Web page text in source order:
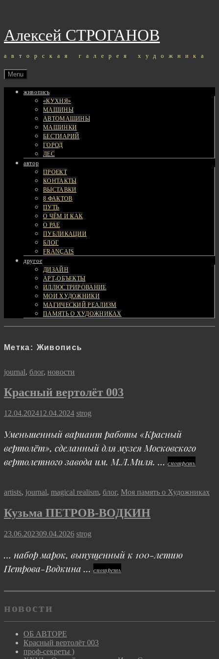
Алексей СТРОГАНОВ
авторская галерея художника
Menu
живопись
«КУХНЯ»
МАШИНЫ
АВТОМАШИНЫ
МАШИНКИ
БЕСТИАРИЙ
ГОРОД
ЛЕС
автор
ПРОЕКТ
КОНТАКТЫ
ВЫСТАВКИ
8 ФАКТОВ
ПУТЬ
О ЧЁМ И КАК
О РАЕ
ПУБЛИКАЦИИ
БЛОГ
FRANÇAIS
другое
ДИЗАЙН
АРТ-ОБЪЕКТЫ
ИЛЛЮСТРИРОВАНИЕ
МОИ ХУДОЖНИКИ
МАГИЧЕСКИЙ РЕАЛИЗМ
ПАМЯТЬ О ХУДОЖНИКАХ
Метка: Живопись
Cat
journal, блог, новости
Красный вертолёт 003
Posted
12.04.202412.04.2024 strog
Уменьшенный вариант работы «Красный
вертолёт», сделанный для музея Московского
вертолетного завода им. М.Л.Миля. … смотреть
Cat
artists, journal, magical realism, блог, Моя память о Художниках
Кузьма ПЕТРОВ-ВОДКИН
Posted
23.06.202309.04.2026 strog
… набор марок, выпущенный к 100-летию
Петрова-Водкина … смотреть
новости
ОБ АВТОРЕ
Красный вертолёт 003
проф-секреты )